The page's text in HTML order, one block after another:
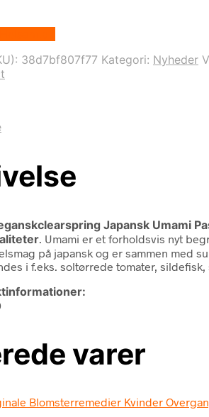
38d7bf807f77 Kategori: Nyheder
Japansk Umami
. Umami er et forholdsvis nyt
på japansk og er sammen med
i f.eks. soltørrede tomater,
varer